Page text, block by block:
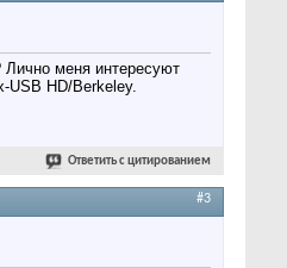
меня интересуют
USB HD/Berkeley.
Ответить с цитированием
#3